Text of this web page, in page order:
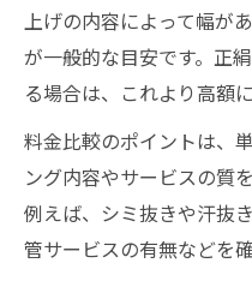
上げの内容によって幅が
が一般的な目安です。正
る場合は、これより高額
料金比較のポイントは、
ング内容やサービスの質
例えば、シミ抜きや汗抜
管サービスの有無などを